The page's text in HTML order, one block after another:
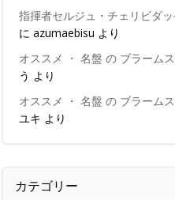
指揮者セルジュ・チェリビダ
に azumaebisu より
オススメ ・ 名盤 の ブラーム
う より
オススメ ・ 名盤 の ブラーム
ユキ より
カテゴリー